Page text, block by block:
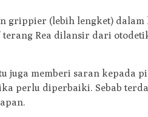
grippier (lebih lengket) dalam
Rea dilansir dari
juga memberi saran kepada
perlu diperbaiki. Sebab